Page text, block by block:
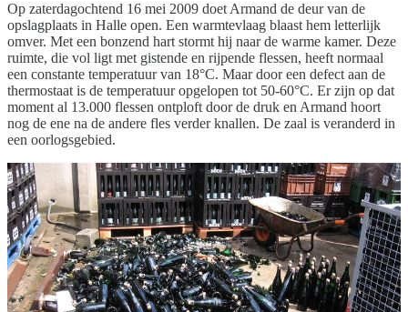
Op zaterdagochtend 16 mei 2009 doet Armand de deur van de
opslagplaats in Halle open. Een warmtevlaag blaast hem letterlijk
omver. Met een bonzend hart stormt hij naar de warme kamer. Deze
ruimte, die vol ligt met gistende en rijpende flessen, heeft normaal
een constante temperatuur van 18°C. Maar door een defect aan de
thermostaat is de temperatuur opgelopen tot 50-60°C. Er zijn op dat
moment al 13.000 flessen ontploft door de druk en Armand hoort
nog de ene na de andere fles verder knallen. De zaal is veranderd in
een oorlogsgebied.